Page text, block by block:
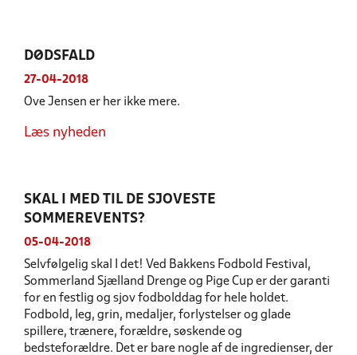
DØDSFALD
27-04-2018
Ove Jensen er her ikke mere.
Læs nyheden
SKAL I MED TIL DE SJOVESTE
SOMMEREVENTS?
05-04-2018
Selvfølgelig skal I det! Ved Bakkens Fodbold Festival,
Sommerland Sjælland Drenge og Pige Cup er der garanti
for en festlig og sjov fodbolddag for hele holdet.
Fodbold, leg, grin, medaljer, forlystelser og glade
spillere, trænere, forældre, søskende og
bedsteforældre. Det er bare nogle af de ingredienser, der